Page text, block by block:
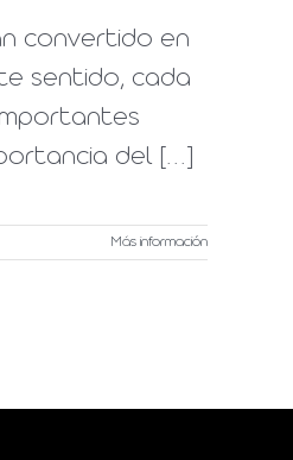
convertido en
sentido, cada
del [...]
Más información